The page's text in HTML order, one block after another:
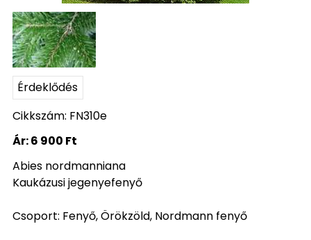
Érdeklődés
Cikkszám: FN310e
Ár:6 900 Ft
Abies nordmanniana
Kaukázusi jegenyefenyő
Csoport: Fenyő, Örökzöld, Nordmann fenyő